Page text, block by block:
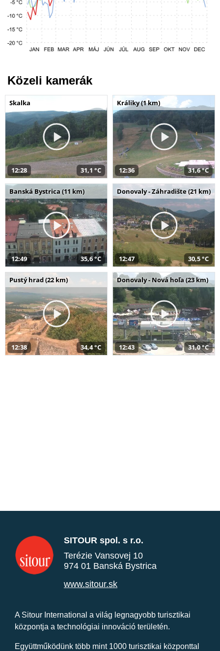
Közeli kamerák
Skalka
12:28 31,1 °C
Králiky (1 km)
12:36 31,6 °C
Banská Bystrica (11 km)
12:49 35,6 °C
Donovaly - Záhradište (21 km)
12:47 30,5 °C
Pustý hrad (22 km)
12:38 34,4 °C
Donovaly - Nová hoľa (23 km)
12:43 31,0 °C
SITOUR spol. s r.o.
Terézie Vansovej 10
974 01 Banská Bystrica
www.sitour.sk
A Sitour International a világ legnagyobb turisztikai
központja a technológiai innováció területén.
Együttműködünk több mint 1000 turisztikai központtal